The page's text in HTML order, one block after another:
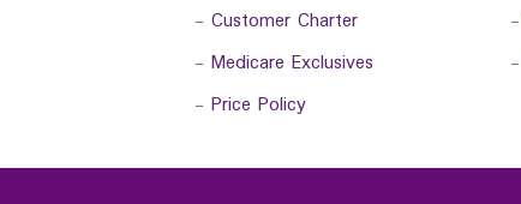
- Customer Charter
- Medicare Exclusives
- Price Policy
-
-